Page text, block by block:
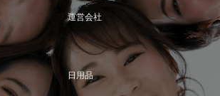
運営会社
日用品